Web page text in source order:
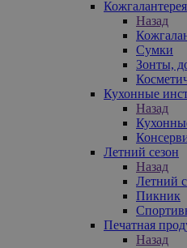
Кожгалантерея
Назад
Сумки
Зонты,
Кухонные
Назад
Летний сезон
Назад
Летний
Пикник
Печатная
Назад